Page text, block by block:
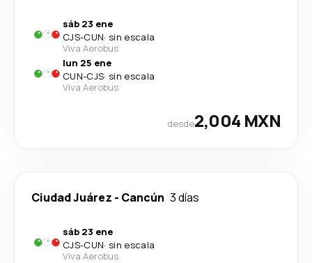
sáb 23 ene
CJS-CUN· sin escala
Viva Aerobus
lun 25 ene
CUN-CJS· sin escala
Viva Aerobus
desde2,004 MXN
Ciudad Juárez - Cancún 3 días
sáb 23 ene
CJS-CUN· sin escala
Viva Aerobus